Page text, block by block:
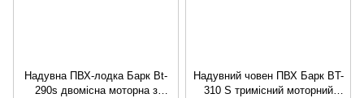
Надувна ПВХ-лодка Барк Bt-
290s двомісна моторна з
Надувний човен ПВХ Барк BT-
310 S тримісний моторний